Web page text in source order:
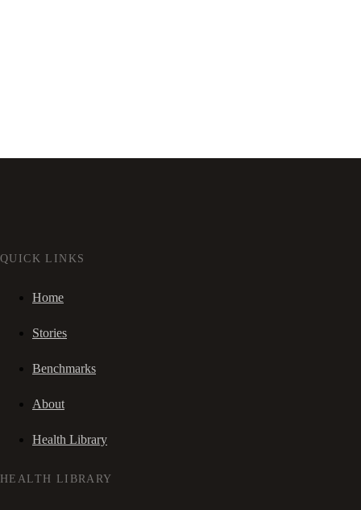
QUICK LINKS
Home
Stories
Benchmarks
About
Health Library
HEALTH LIBRARY